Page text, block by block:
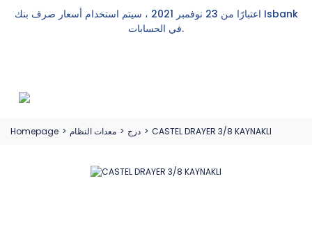
اعتبارًا من 23 نوفمبر 2021 ، سيتم استخدام أسعار صرف بنك Isbank
في الحسابات.
Homepage معدات النظام درج CASTEL DRAYER 3/8 KAYNAKLI